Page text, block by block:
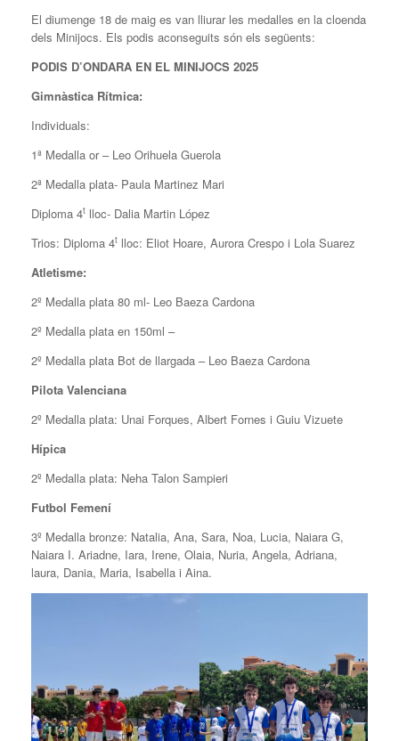
El diumenge 18 de maig es van lliurar les medalles en la cloenda
dels Minijocs. Els podis aconseguits són els següents:
PODIS D’ONDARA EN EL MINIJOCS 2025
Gimnàstica Rítmica:
Individuals:
1ª Medalla or – Leo Orihuela Guerola
2ª Medalla plata- Paula Martinez Mari
Diploma 4t lloc- Dalia Martin López
Trios: Diploma 4t lloc: Eliot Hoare, Aurora Crespo i Lola Suarez
Atletisme:
2º Medalla plata 80 ml- Leo Baeza Cardona
2º Medalla plata en 150ml –
2º Medalla plata Bot de llargada – Leo Baeza Cardona
Pilota Valenciana
2º Medalla plata: Unai Forques, Albert Fornes i Guiu Vizuete
Hípica
2º Medalla plata: Neha Talon Sampieri
Futbol Femení
3º Medalla bronze: Natalia, Ana, Sara, Noa, Lucia, Naiara G,
Naiara I. Ariadne, Iara, Irene, Olaia, Nuria, Angela, Adriana,
laura, Dania, Maria, Isabella i Aina.